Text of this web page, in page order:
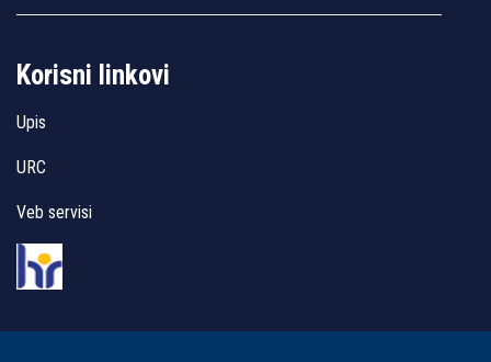
Korisni linkovi
Upis
URC
Veb servisi